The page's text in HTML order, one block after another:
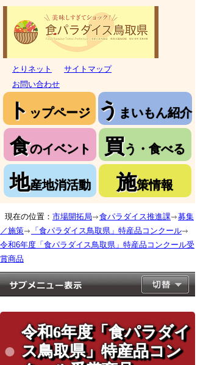
とりネット
サイトマップ
お問い合わせ
ト ップページ う まいもん紹介
食のイベント 買う・食べる
地産地消活動 施策情報
現在の位置： 市場開拓局 食パラダイス推進課
募集
／施策
「食パラダイス鳥取県」特産品コンクール
令和6年度「食パラダイス鳥取県」特産品コンクール受
賞商品
令和6年度「食パラダイ
ス鳥取県」特産品コン